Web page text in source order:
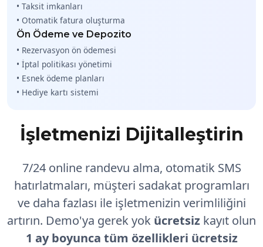
• Taksit imkanları
• Otomatik fatura oluşturma
Ön Ödeme ve Depozito
• Rezervasyon ön ödemesi
• İptal politikası yönetimi
• Esnek ödeme planları
• Hediye kartı sistemi
İşletmenizi Dijitalleştirin
7/24 online randevu alma, otomatik SMS
hatırlatmaları, müşteri sadakat programları
ve daha fazlası ile işletmenizin verimliliğini
artırın. Demo'ya gerek yok ücretsiz kayıt olun
1 ay boyunca tüm özellikleri ücretsiz